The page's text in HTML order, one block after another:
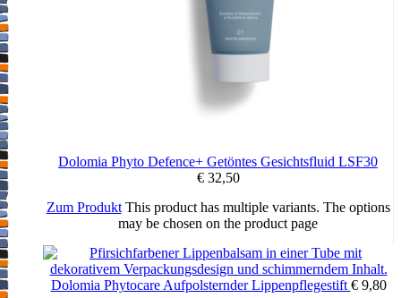
Dolomia Phyto Defence+ Getöntes Gesichtsfluid LSF30
€32,50
Zum Produkt This product has multiple variants. The options
may be chosen on the product page
Dolomia Phytocare Aufpolsternder Lippenpflegestift €9,80